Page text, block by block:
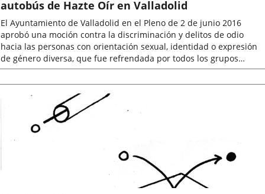
autobús de Hazte Oír en Valladolid
El Ayuntamiento de Valladolid en el Pleno de 2 de junio 2016
aprobó una moción contra la discriminación y delitos de odio
hacia las personas con orientación sexual, identidad o expresión
de género diversa, que fue refrendada por todos los grupos
políticos....
de